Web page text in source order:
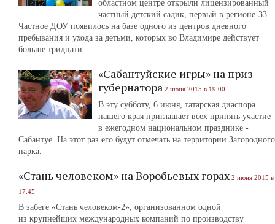
областном центре открыли лицензированный
частный детский садик, первый в регионе-33.
Частное ДОУ появилось на базе одного из центров дневного
пребывания и ухода за детьми, которых во Владимире действует
больше тридцати.
«Сабантуйские игры» на приз
губернатора 2 июня 2015 в 19:00
В эту субботу, 6 июня, татарская диаспора
нашего края приглашает всех принять участие
в ежегодном национальном празднике -
Сабантуе. На этот раз его будут отмечать на территории Загородного
парка.
«Стань человеком» на Воробьевых горах 2 июня 2015 в
17:45
В забеге «Стань человеком-2», организованном одной
из крупнейших международных компаний по производству